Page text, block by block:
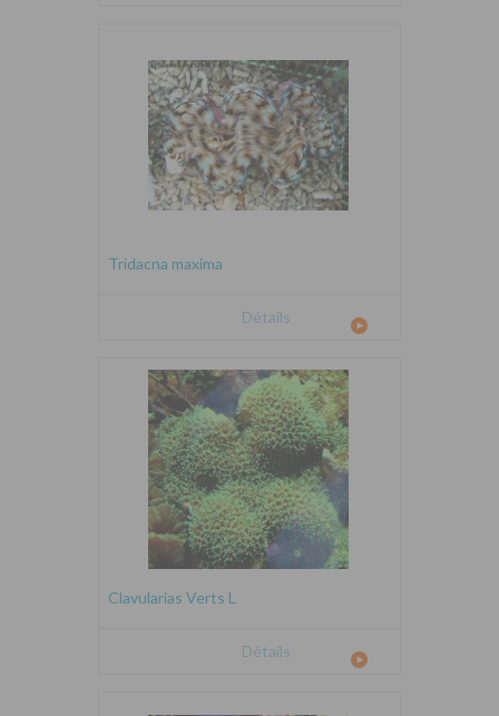
Tridacna maxima
Détails
Clavularias Verts L
Détails